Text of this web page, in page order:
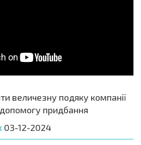
величезну подяку компанії
придбання
03-12-2024